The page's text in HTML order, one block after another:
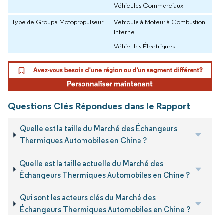
Véhicules Commerciaux
Type de Groupe Motopropulseur
Véhicule à Moteur à Combustion
Interne
Véhicules Électriques
Questions Clés Répondues dans le Rapport
Quelle est la taille du Marché des Échangeurs
Thermiques Automobiles en Chine ?
Quelle est la taille actuelle du Marché des
Échangeurs Thermiques Automobiles en Chine ?
Qui sont les acteurs clés du Marché des
Échangeurs Thermiques Automobiles en Chine ?